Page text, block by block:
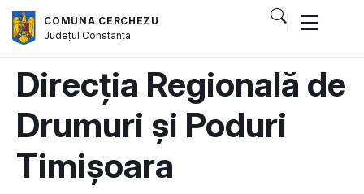
COMUNA CERCHEZU
JudețulConstanța
Direcția Regională de
Drumuri și Poduri
Timișoara